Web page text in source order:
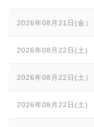
2026年08月21日(金）
2026年08月22日(土)
2026年08月22日(土）
2026年08月22日(土)